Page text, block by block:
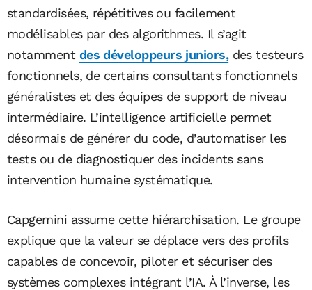
standardisées, répétitives ou facilement
modélisables par des algorithmes. Il s’agit
notamment des développeurs juniors, des testeurs
fonctionnels, de certains consultants fonctionnels
généralistes et des équipes de support de niveau
intermédiaire. L’intelligence artificielle permet
désormais de générer du code, d’automatiser les
tests ou de diagnostiquer des incidents sans
intervention humaine systématique.
Capgemini assume cette hiérarchisation. Le groupe
explique que la valeur se déplace vers des profils
capables de concevoir, piloter et sécuriser des
systèmes complexes intégrant l’IA. À l’inverse, les